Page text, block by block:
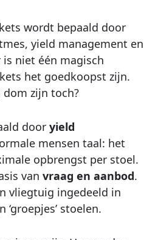
wordt bepaald door
yield management en
is niet één magisch
het goedkoopst zijn.
dom zijn toch?
door yield
mensen taal: het
opbrengst per stoel.
van vraag en aanbod.
vliegtuig ingedeeld in
stoelen.